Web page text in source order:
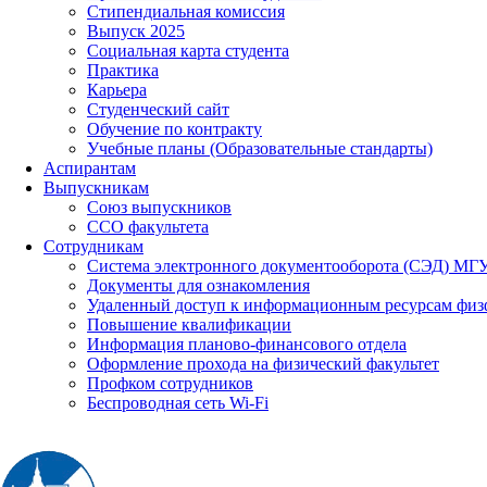
Стипендиальная комиссия
Выпуск 2025
Социальная карта студента
Практика
Карьера
Студенческий сайт
Обучение по контракту
Учебные планы (Образовательные стандарты)
Аспирантам
Выпускникам
Союз выпускников
ССО факультета
Сотрудникам
Система электронного документооборота (СЭД)
Документы для ознакомления
Удаленный доступ к информационным ресурсам
Повышение квалификации
Информация планово-финансового отдела
Оформление прохода на физический факультет
Профком сотрудников
Беспроводная сеть Wi-Fi